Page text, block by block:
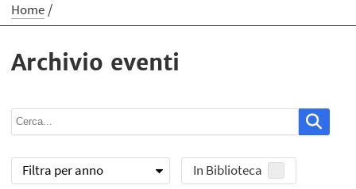
Home
Archivio eventi
Filtra per anno In Biblioteca